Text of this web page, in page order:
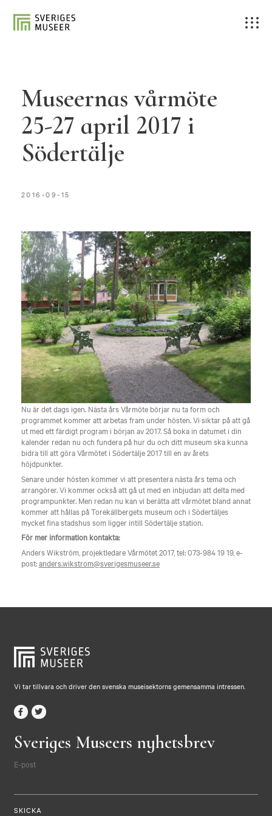
Museernas vårmöte
25-27 april 2017 i
Södertälje
2016-09-15
Nu är det dags igen. Nästa års Vårmöte börjar nu ta form och
programmet kommer att arbetas fram under hösten. Vi siktar på att gå
ut med ett färdigt program i början av 2017. Så boka in datumet i din
kalender redan nu och fundera på hur du och ditt museum ska kunna
bidra till att göra Vårmötet i Södertälje 2017 till en av årets
höjdpunkter.
Senare under hösten kommer vi att presentera nästa års tema och
arrangörer. Vi kommer också att gå ut med en inbjudan att delta med
programpunkter. Men redan nu kan vi berätta att vårmötet bland annat
kommer att hållas på Torekällbergets museum och i Södertäljes
mycket fina stadshus som ligger intill Södertälje station.
För mer information kontakta:
Anders Wikström, projektledare Vårmötet 2017, tel: 073-984 19 19, e-
post:anders.wikstrom@sverigesmuseer.se
Vi tar tillvara och driver den svenska museisektorns gemensamma intressen.
Sveriges Museers nyhetsbrev
E-post